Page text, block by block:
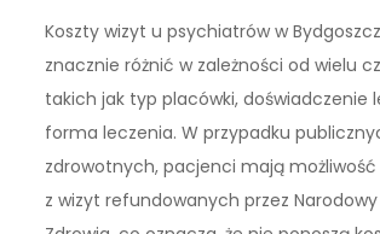
Koszty wizyt u psychiatrów w
znacznie różnić w zależności od wielu
takich jak typ placówki, doświadczenie
forma leczenia. W przypadku
zdrowotnych, pacjenci mają możliwość
z wizyt refundowanych przez Narodowy